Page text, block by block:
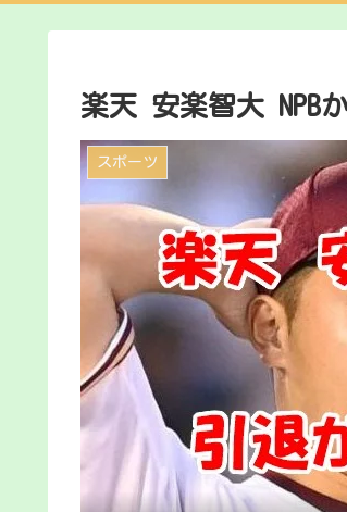
楽天 安楽智大 NPB
スポーツ